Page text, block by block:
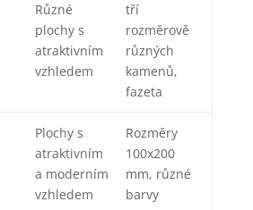
Různé
plochy s
atraktivním
vzhledem
tří
rozměrově
různých
kamenů,
fazeta
Plochy s
atraktivním
a moderním
vzhledem
Rozměry
100x200
mm, různé
barvy